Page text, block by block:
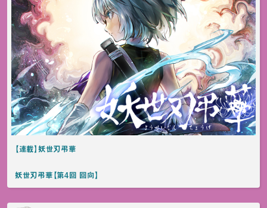
【連載】妖世刃弔華
妖世刃弔華【第4回 回向】